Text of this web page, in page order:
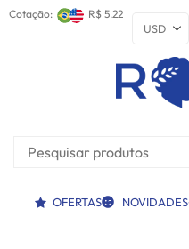
Cotação: R$ 5.22
OFERTAS NOVIDADES